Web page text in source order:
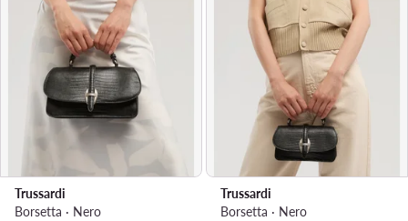
Trussardi
Borsetta · Nero
Trussardi
Borsetta · Nero